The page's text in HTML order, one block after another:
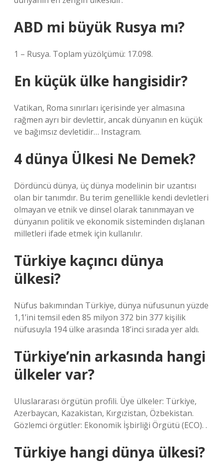
ABD mi büyük Rusya mı?
1 – Rusya. Toplam yüzölçümü: 17.098.
En küçük ülke hangisidir?
Vatikan, Roma sınırları içerisinde yer almasına
rağmen ayrı bir devlettir, ancak dünyanın en küçük
ve bağımsız devletidir… Instagram.
4 dünya Ülkesi Ne Demek?
Dördüncü dünya, üç dünya modelinin bir uzantısı
olan bir tanımdır. Bu terim genellikle kendi devletleri
olmayan ve etnik ve dinsel olarak tanınmayan ve
dünyanın politik ve ekonomik sisteminden dışlanan
milletleri ifade etmek için kullanılır.
Türkiye kaçıncı dünya
ülkesi?
Nüfus bakımından Türkiye, dünya nüfusunun yüzde
1,1’ini temsil eden 85 milyon 372 bin 377 kişilik
nüfusuyla 194 ülke arasında 18’inci sırada yer aldı.
Türkiye’nin arkasında hangi
ülkeler var?
Uluslararası örgütün profili. Üye ülkeler: Türkiye,
Azerbaycan, Kazakistan, Kırgızistan, Özbekistan.
Gözlemci örgütler: Ekonomik İşbirliği Örgütü (ECO). .
Türkiye hangi dünya ülkesi?